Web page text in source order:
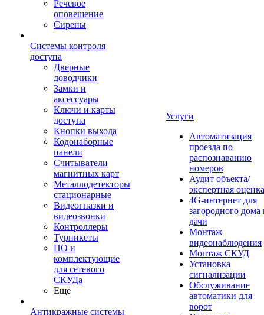
Речевое
оповещение
Сирены
Системы контроля
доступа
Дверные
доводчики
Замки и
аксессуары
Ключи и карты
доступа
Кнопки выхода
Кодонаборные
панели
Считыватели
магнитных карт
Металлодетекторы
стационарные
Видеогпазки и
видеозвонки
Контроллеры
Турникеты
ПО и
комплектующие
для сетевого
СКУДа
Ещё
Антикражные системы
Услуги
Автоматизация
проезда по
распознаванию
номеров
Аудит объекта/
экспертная оценка
4G-интернет для
загородного дома
дачи
Монтаж
видеонаблюдения
Монтаж СКУД
Установка
сигнализации
Обслуживание
автоматики для
ворот